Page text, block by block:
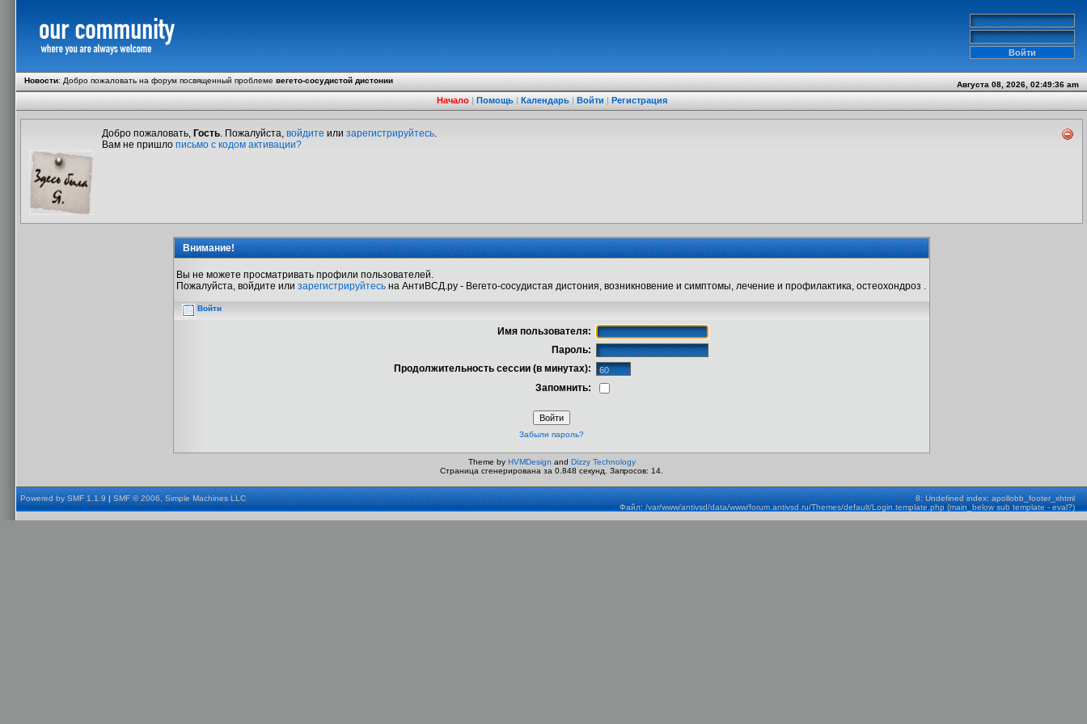
Новости:Добро пожаловать на форум посвященный проблемевегето-сосудистой дистонии Августа 08, 2026, 02:49:36 am
Начало|Помощь|Календарь|Войти|Регистрация
Добро пожаловать, Гость. Пожалуйста, войдите или зарегистрируйтесь.
Вам не пришло письмо с кодом активации?
Внимание!
Вы не можете просматривать профили пользователей.
Пожалуйста, войдите или зарегистрируйтесь на АнтиВСД.ру - Вегето-сосудистая дистония, возникновение и симптомы, лечение и профилактика, остеохондроз .
Войти
Имя пользователя:
Пароль:
Продолжительность сессии (в минутах):
Запомнить:
Забыли пароль?
Theme by HVMDesign and Dizzy Technology
Страница сгенерирована за 0.848 секунд. Запросов: 14.
Powered by SMF 1.1.9|SMF © 2006, Simple Machines LLC
8: Undefined index: apollobb_footer_xhtml
Файл: /var/www/antivsd/data/www/forum.antivsd.ru/Themes/default/Login.template.php (main_below sub template - eval?)